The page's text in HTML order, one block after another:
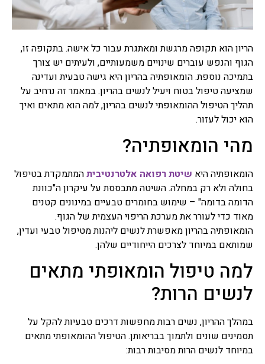
תרופות סבתא
לרפואה עממית על פי מסורת
רבת שנים שעברה מאם לבת,
מרבית מתרופות הסבתא
מיוחסות למזון, חומרים
למריחה וסוגי טיפולים שונים,
ישנן תרופות סבתא שעובדות
צמחי מרפא
צמחי מרפא זה שם כולל לכל
הצמחים או חלק מצמח העלים,
זרעים, שורשים, פרחים,
קליפות, המשמשים כתרופות
צמחיות, פורמולות צמחי
מרפא נמכרות בצורות שונות
תמציות, טבליות, כמוסות,
כל השיטות של טיפול
בתמציות פרחים או טיפות
הריון הוא תקופה מרגשת ומאתגרת עבור כל אישה. בתקופה זו,
הגוף והנפש עוברים שינויים משמעותיים, ולעיתים יש צורך
בתמיכה נוספת. הומאופתיה בהריון היא גישה טבעית ועדינה
שמציעה טיפול בטוח ויעיל לנשים בהריון. במאמר זה נרחיב על
תהליך הטיפול ההומאופתי לנשים בהריון, למה הוא מתאים ואיך
הוא יכול לעזור.
מהי הומאופתיה?
הומאופתיה היא שיטת רפואה אלטרנטיביתהמתמקדת בטיפול
בחולה ולא רק במחלה. השיטה מתבססת על עיקרון ה"כוונת
הדומה בדומה" – שימוש בחומרים טבעיים במינונים קטנים
מאוד כדי לעורר את מערכת הריפוי העצמית של הגוף.
הומאופתיה בהריון מאפשרת לנשים ליהנות מטיפול טבעי ועדין,
שמותאם במיוחד לצרכים הייחודיים שלהן.
למה טיפול הומאופתי מתאים
לנשים הרות?
במהלך ההריון, נשים רבות מחפשות דרכים טבעיות להקל על
תסמינים שונים ולתמוך בבריאותן. הטיפול ההומאופתי מתאים
במיוחד לנשים הרות מסיבות רבות: